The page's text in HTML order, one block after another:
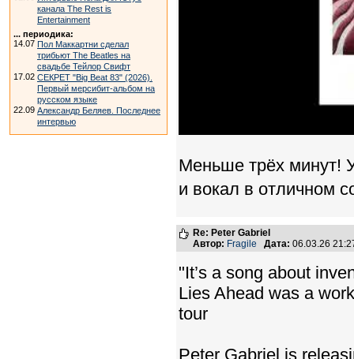
канала The Rest is
Entertainment
... периодика:
14.07 Пол Маккартни сделал
трибьют The Beatles на
свадьбе Тейлор Свифт
17.02 СЕКРЕТ "Big Beat 83" (2026).
Первый мерсибит-альбом на
русском языке
22.09 Александр Беляев. Последнее
интервью
Меньше трёх минут!
и вокал в отличном
Re: Peter Gabriel
Автор: Fragile Дата: 06.03.26
"It’s a song about
Lies Ahead was a
tour
Peter Gabriel is